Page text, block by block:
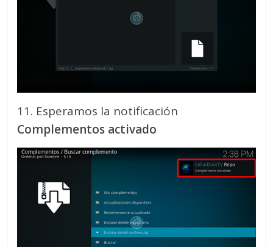
11. Esperamos la notificación
Complementos activado